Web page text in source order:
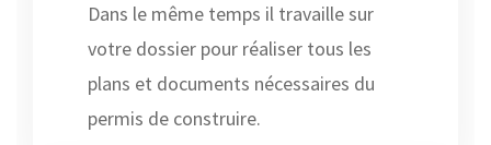
Dans le même temps il travaille sur
votre dossier pour réaliser tous les
plans et documents nécessaires du
permis de construire.